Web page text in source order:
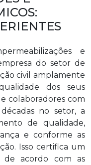
e
do setor de
civil amplamente
dos seus
colaboradores com
no setor, a
de qualidade,
e conforme as
Isso certifica um
de acordo com as